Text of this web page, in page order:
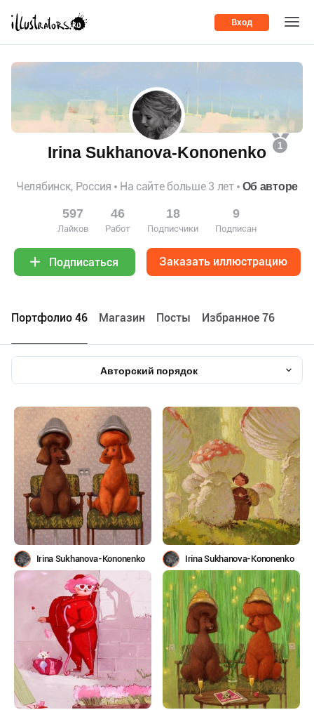
Вход
1
Irina Sukhanova-Kononenko
Челябинск, Россия На сайте больше 3 лет Об авторе
597
Лайков
46
Работ
18
Подписчики
9
Подписан
Подписаться Заказать иллюстрацию
Портфолио 46 Maгазин Посты Избранное 76
Авторский порядок
Irina Sukhanova-Kononenko Irina Sukhanova-Kononenko